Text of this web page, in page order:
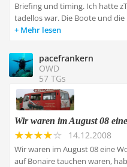
Briefing und timing. Ich hatte
tadellos war. Die Boote und die
Mehr lesen
pacefrankern
OWD
57 TGs
Wir waren im August 08
14.12.2008
Wir waren im August 08 eine
auf Bonaire tauchen waren,